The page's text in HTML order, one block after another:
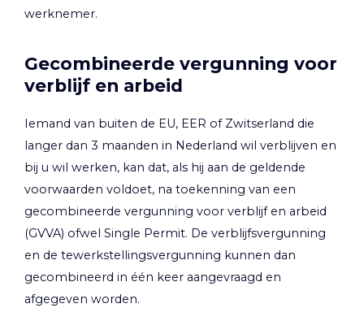
werknemer.
Gecombineerde vergunning voor
verblijf en arbeid
Iemand van buiten de EU, EER of Zwitserland die
langer dan 3 maanden in Nederland wil verblijven en
bij u wil werken, kan dat, als hij aan de geldende
voorwaarden voldoet, na toekenning van een
gecombineerde vergunning voor verblijf en arbeid
(GVVA) ofwel Single Permit. De verblijfsvergunning
en de tewerkstellingsvergunning kunnen dan
gecombineerd in één keer aangevraagd en
afgegeven worden.